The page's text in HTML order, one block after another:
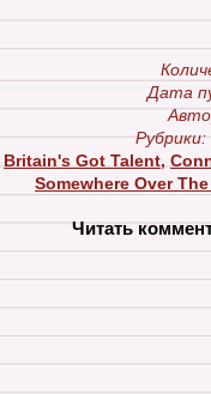
Дата
Рубрики:
Britain's Got Talent,
Somewhere Over
Читать